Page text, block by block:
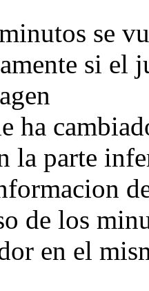
se
si el
ha
la parte
de los
en el